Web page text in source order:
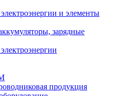
и элементы
зарядные
продукция